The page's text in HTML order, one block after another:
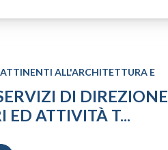
ATTINENTI ALL'ARCHITETTURA E
DI DIREZIONE
ED ATTIVITÀ T...